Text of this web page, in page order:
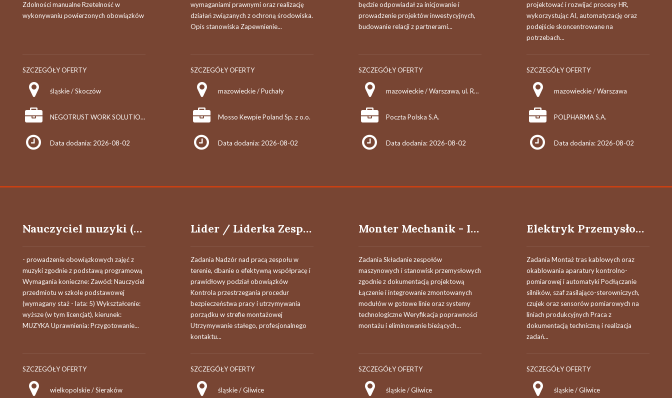
Zdolności manualne Rzetelność w
wykonywaniu powierzonych obowiązków
SZCZEGÓŁY OFERTY
śląskie / Skoczów
NEGOTRUST WORK SOLUTIONS SP. Z O.O.
Data dodania: 2026-08-02
wymaganiami prawnymi oraz realizację
działań związanych z ochroną środowiska.
Opis stanowiska Zapewnienie...
SZCZEGÓŁY OFERTY
mazowieckie / Puchały
Mosso Kewpie Poland Sp. z o.o.
Data dodania: 2026-08-02
będzie odpowiadał za inicjowanie i
prowadzenie projektów inwestycyjnych,
budowanie relacji z partnerami...
SZCZEGÓŁY OFERTY
mazowieckie / Warszawa, ul. Rodziny Hiszpańskich 8
Poczta Polska S.A.
Data dodania: 2026-08-02
projektować i rozwijać procesy HR,
wykorzystując AI, automatyzację oraz
podejście skoncentrowane na
potrzebach...
SZCZEGÓŁY OFERTY
mazowieckie / Warszawa
POLPHARMA S.A.
Data dodania: 2026-08-02
Nauczyciel muzyki (k/m)
- prowadzenie obowiązkowych zajęć z
muzyki zgodnie z podstawą programową
Wymagania konieczne: Zawód: Nauczyciel
przedmiotu w szkole podstawowej
(wymagany staż - lata: 5) Wykształcenie:
wyższe (w tym licencjat), kierunek:
MUZYKA Uprawnienia: Przygotowanie...
SZCZEGÓŁY OFERTY
wielkopolskie / Sieraków
Lider / Liderka Zespołu Montażowego
Zadania Nadzór nad pracą zespołu w
terenie, dbanie o efektywną współpracę i
prawidłowy podział obowiązków
Kontrola przestrzegania procedur
bezpieczeństwa pracy i utrzymywania
porządku w strefie montażowej
Utrzymywanie stałego, profesjonalnego
kontaktu...
SZCZEGÓŁY OFERTY
śląskie / Gliwice
Monter Mechanik - Instalator / Monterka Mechaniczka
Zadania Składanie zespołów
maszynowych i stanowisk przemysłowych
zgodnie z dokumentacją projektową
Łączenie i integrowanie zmontowanych
modułów w gotowe linie oraz systemy
technologiczne Weryfikacja poprawności
montażu i eliminowanie bieżących...
SZCZEGÓŁY OFERTY
śląskie / Gliwice
Elektryk Przemysłowy / Elektryczka Przemysłowa
Zadania Montaż tras kablowych oraz
okablowania aparatury kontrolno-
pomiarowej i automatyki Podłączanie
silników, szaf zasilająco-sterowniczych,
czujek oraz sensorów pomiarowych na
liniach produkcyjnych Praca z
dokumentacją techniczną i realizacja
zadań...
SZCZEGÓŁY OFERTY
śląskie / Gliwice